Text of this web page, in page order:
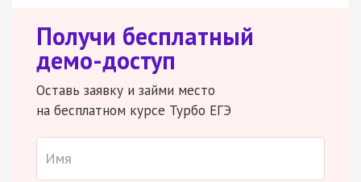
Получи бесплатный
демо-доступ
Оставь заявку и займи место
на бесплатном курсе Турбо ЕГЭ